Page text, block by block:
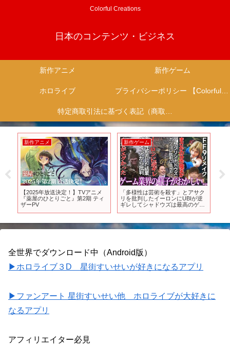
Colorful Creations
日本のコンテンツ・ビジネス
新作アニメ 新作ゲーム
ホロライブ プライバシーポリシー 【Colorful Creation】
特定商取引法に基づく表記（商取引に関する開示）
新作アニメ
【2025年放送決定！】TVアニメ
『薬屋のひとりごと』第2期 ティ
ザーPV
新作ゲーム
「多様性は芸術を殺す」とアサク
リを批判したイーロンにUBIが逆
ギレしてシャドウズは最高のゲー
ヤバい..FF9リメイクが分作確定か
全世界でダウンロード中（Android版）
▶ホロライブ３D 星街すいせいが好きになるアプリ
▶ファンアート 星街すいせい他 ホロライブが大好きに
なるアプリ
アフィリエイター必見